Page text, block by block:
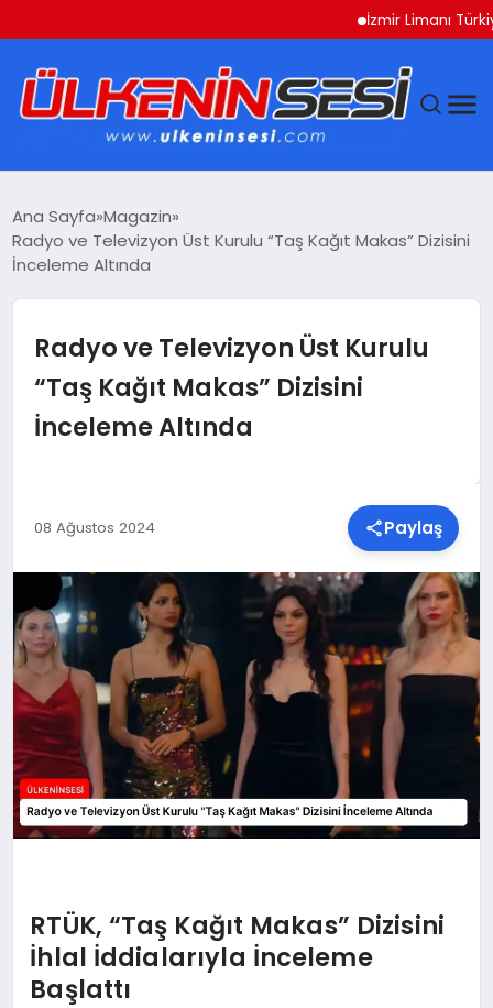
İzmir Limanı Türkiye
EKONOMI
MAGAZIN
SAĞLIK
SPOR
TEKNOLOJI
YAŞAM
MALATYA HABERLERI
Ana Sayfa Magazin
Radyo ve Televizyon Üst Kurulu “Taş Kağıt Makas” Dizisini
İnceleme Altında
Radyo ve Televizyon Üst Kurulu
“Taş Kağıt Makas” Dizisini
İnceleme Altında
08 Ağustos 2024 Paylaş
RTÜK, “Taş Kağıt Makas” Dizisini
İhlal İddialarıyla İnceleme
Başlattı